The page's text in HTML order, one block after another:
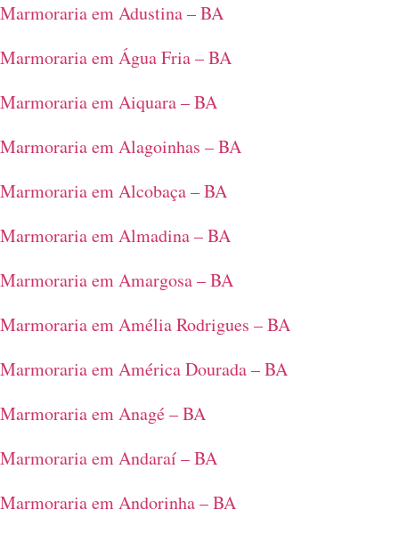
Marmoraria em Adustina – BA
Marmoraria em Água Fria – BA
Marmoraria em Aiquara – BA
Marmoraria em Alagoinhas – BA
Marmoraria em Alcobaça – BA
Marmoraria em Almadina – BA
Marmoraria em Amargosa – BA
Marmoraria em Amélia Rodrigues – BA
Marmoraria em América Dourada – BA
Marmoraria em Anagé – BA
Marmoraria em Andaraí – BA
Marmoraria em Andorinha – BA